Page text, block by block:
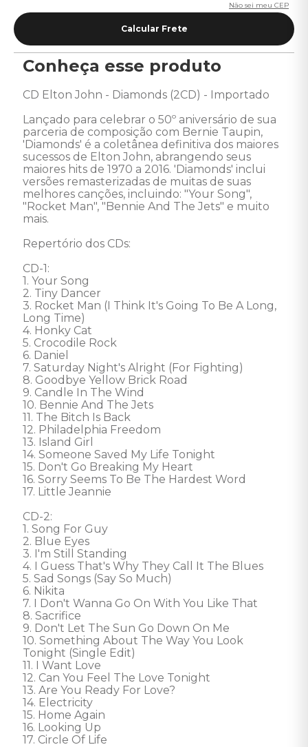
Não sei meu CEP
Conheça esse produto
CD Elton John - Diamonds (2CD) - Importado
Lançado para celebrar o 50º aniversário de sua
parceria de composição com Bernie Taupin,
'Diamonds' é a coletânea definitiva dos maiores
sucessos de Elton John, abrangendo seus
maiores hits de 1970 a 2016. 'Diamonds' inclui
versões remasterizadas de muitas de suas
melhores canções, incluindo: "Your Song",
"Rocket Man", "Bennie And The Jets" e muito
mais.
Repertório dos CDs:
CD-1:
1. Your Song
2. Tiny Dancer
3. Rocket Man (I Think It's Going To Be A Long,
Long Time)
4. Honky Cat
5. Crocodile Rock
6. Daniel
7. Saturday Night's Alright (For Fighting)
8. Goodbye Yellow Brick Road
9. Candle In The Wind
10. Bennie And The Jets
11. The Bitch Is Back
12. Philadelphia Freedom
13. Island Girl
14. Someone Saved My Life Tonight
15. Don't Go Breaking My Heart
16. Sorry Seems To Be The Hardest Word
17. Little Jeannie
CD-2:
1. Song For Guy
2. Blue Eyes
3. I'm Still Standing
4. I Guess That's Why They Call It The Blues
5. Sad Songs (Say So Much)
6. Nikita
7. I Don't Wanna Go On With You Like That
8. Sacrifice
9. Don't Let The Sun Go Down On Me
10. Something About The Way You Look
Tonight (Single Edit)
11. I Want Love
12. Can You Feel The Love Tonight
13. Are You Ready For Love?
14. Electricity
15. Home Again
16. Looking Up
17. Circle Of Life